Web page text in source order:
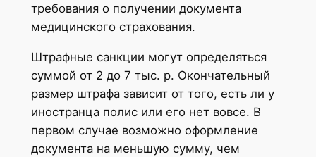
требования о получении документа
медицинского страхования.
Штрафные санкции могут определяться
суммой от 2 до 7 тыс. р. Окончательный
размер штрафа зависит от того, есть ли у
иностранца полис или его нет вовсе. В
первом случае возможно оформление
документа на меньшую сумму, чем